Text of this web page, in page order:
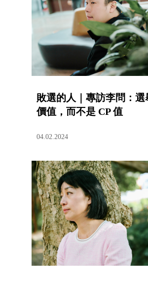
敗選的人｜專訪李問：選
價值，而不是 CP 值
04.02.2024